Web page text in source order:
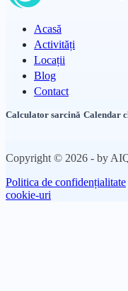
Acasă
Activități
Locații
Blog
Contact
Calculator sarcină ·Calendar
Copyright © 2026 - by
Politica de confidențialitate
cookie-uri